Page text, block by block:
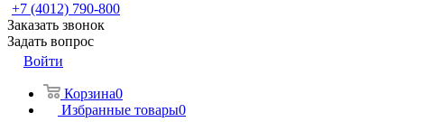
+7 (4012) 790-800
Заказать звонок
Задать вопрос
Войти
Корзина0
Избранные товары0